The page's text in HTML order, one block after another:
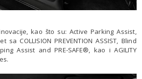
kao što su: Active Parking Assist,
COLLISION PREVENTION ASSIST, Blind
Assist and PRE-SAFE®, kao i AGILITY